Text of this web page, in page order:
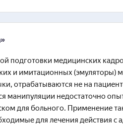
подготовки медицинских
и имитационных (эмуляторы)
отрабатываются не на
манипуляции недостаточно
для больного. Применение
для лечения действия